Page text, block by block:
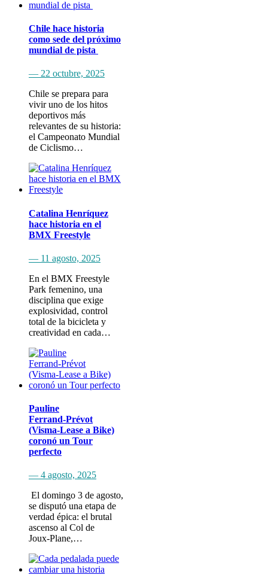
Chile hace historia
como sede del próximo
mundial de pista
— 22 octubre, 2025
Chile se prepara para
vivir uno de los hitos
deportivos más
relevantes de su historia:
el Campeonato Mundial
de Ciclismo…
Catalina Henríquez
hace historia en el
BMX Freestyle
— 11 agosto, 2025
En el BMX Freestyle
Park femenino, una
disciplina que exige
explosividad, control
total de la bicicleta y
creatividad en cada…
Pauline
Ferrand‑Prévot
(Visma‑Lease a Bike)
coronó un Tour
perfecto
— 4 agosto, 2025
​ El domingo 3 de agosto​,
se disputó una etapa de
verdad épica: el brutal
ascenso al Col de
Joux‑Plane,…